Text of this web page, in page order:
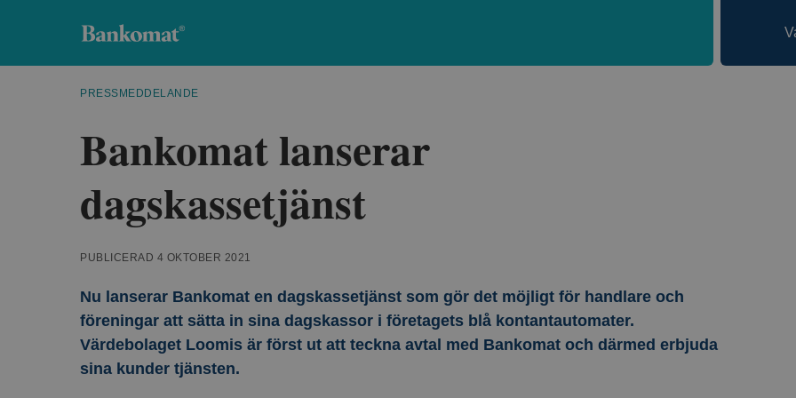
Bankomat
PRESSMEDDELANDE
Bankomat lanserar
dagskassetjänst
PUBLICERAD 4 OKTOBER 2021
Nu lanserar Bankomat en dagskassetjänst som gör det möjligt för handlare och
föreningar att sätta in sina dagskassor i företagets blå kontantautomater.
Värdebolaget Loomis är först ut att teckna avtal med Bankomat och därmed erbjuda
sina kunder tjänsten.